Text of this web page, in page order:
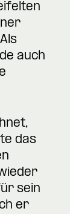
auch
das
sein
er